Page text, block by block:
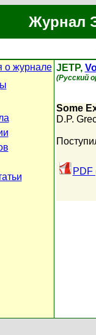
Журнал
журнале JETP,
(Русский
Some
D.P.
PDF